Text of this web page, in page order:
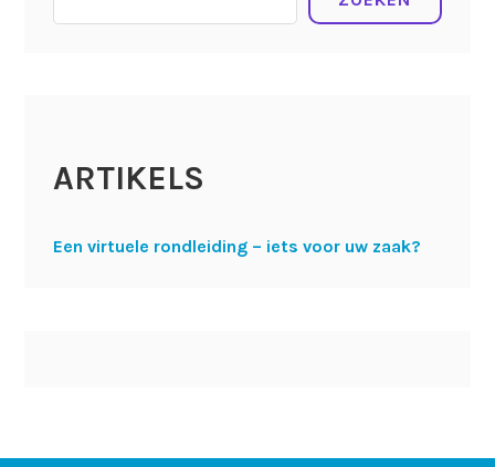
ARTIKELS
Een virtuele rondleiding – iets voor uw zaak?